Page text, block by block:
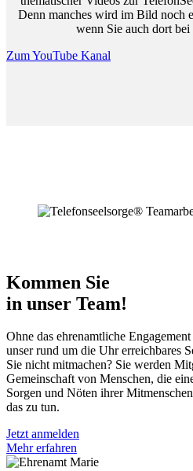
Denn manches wird im Bild noch
wenn Sie auch dort bei
Zum YouTube Kanal
Kommen Sie
in unser Team!
Ohne das ehrenamtliche
unser rund um die Uhr erreichbares
Sie nicht mitmachen? Sie werden
Gemeinschaft von Menschen, die
Sorgen und Nöten ihrer
das zu tun.
Jetzt anmelden
Mehr erfahren